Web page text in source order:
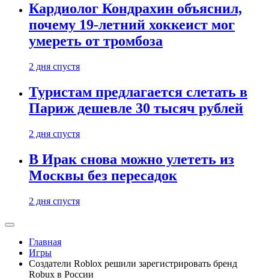
Кардиолог Кондрахин объяснил,
почему 19-летний хоккеист мог
умереть от тромбоза
2 дня спустя
Туристам предлагается слетать в
Париж дешевле 30 тысяч рублей
2 дня спустя
В Ирак снова можно улететь из
Москвы без пересадок
2 дня спустя
Главная
Игры
Создатели Roblox решили зарегистрировать бренд
Robux в России